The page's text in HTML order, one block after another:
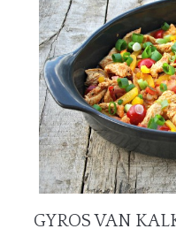
GYROS VAN